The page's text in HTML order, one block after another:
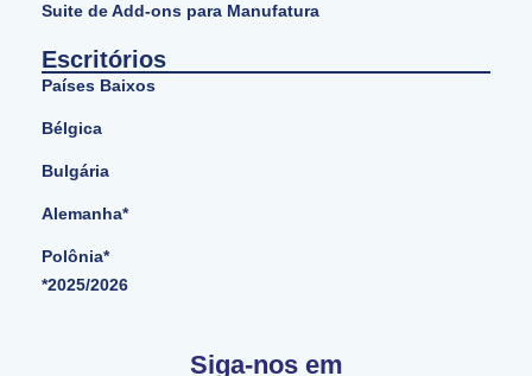
Suite de Add-ons para Manufatura
Escritórios
Países Baixos
Bélgica
Bulgária
Alemanha*
Polônia*
*2025/2026
Siga-nos em